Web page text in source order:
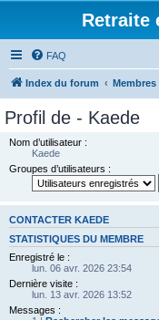
Retraite
FAQ
Index du forum Membres
Profil de - Kaede
Nom d’utilisateur :
Kaede
Groupes d’utilisateurs :
CONTACTER KAEDE
STATISTIQUES DU MEMBRE
Enregistré le :
lun. 06 avr. 2026 23:54
Dernière visite :
lun. 13 avr. 2026 13:52
Messages :